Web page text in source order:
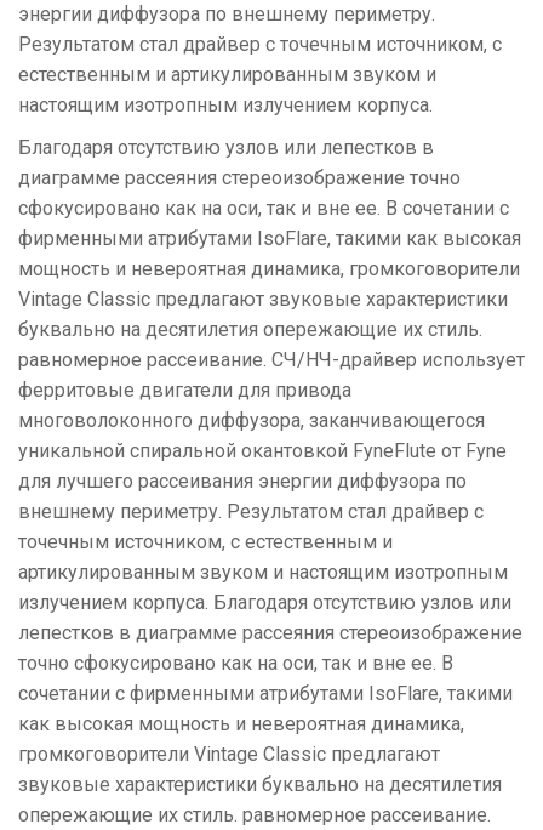
энергии диффузора по внешнему периметру.
Результатом стал драйвер с точечным источником, с
естественным и артикулированным звуком и
настоящим изотропным излучением корпуса.
Благодаря отсутствию узлов или лепестков в
диаграмме рассеяния стереоизображение точно
сфокусировано как на оси, так и вне ее. В сочетании с
фирменными атрибутами IsoFlare, такими как высокая
мощность и невероятная динамика, громкоговорители
Vintage Classic предлагают звуковые характеристики
буквально на десятилетия опережающие их стиль.
равномерное рассеивание. СЧ/НЧ-драйвер использует
ферритовые двигатели для привода
многоволоконного диффузора, заканчивающегося
уникальной спиральной окантовкой FyneFlute от Fyne
для лучшего рассеивания энергии диффузора по
внешнему периметру. Результатом стал драйвер с
точечным источником, с естественным и
артикулированным звуком и настоящим изотропным
излучением корпуса. Благодаря отсутствию узлов или
лепестков в диаграмме рассеяния стереоизображение
точно сфокусировано как на оси, так и вне ее. В
сочетании с фирменными атрибутами IsoFlare, такими
как высокая мощность и невероятная динамика,
громкоговорители Vintage Classic предлагают
звуковые характеристики буквально на десятилетия
опережающие их стиль. равномерное рассеивание.